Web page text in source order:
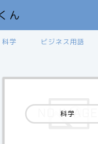
ん
科学 ビジネス用語
科学